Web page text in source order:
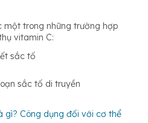
một trong những trường hợp
vitamin C:
sắc tố
sắc tố di truyền
gì? Công dụng đối với cơ thể